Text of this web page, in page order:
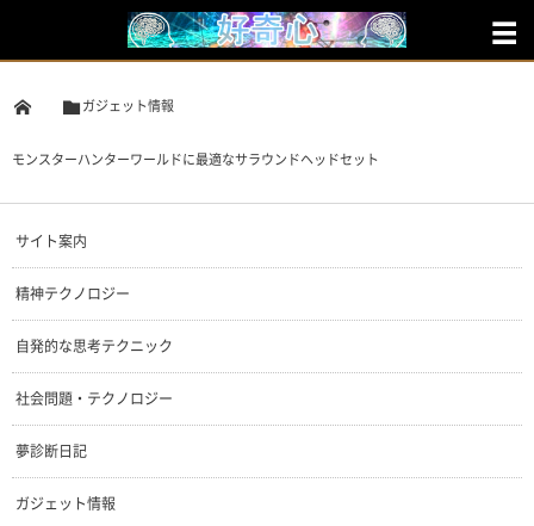
ガジェット情報
モンスターハンターワールドに最適なサラウンドヘッドセット
サイト案内
精神テクノロジー
自発的な思考テクニック
社会問題・テクノロジー
夢診断日記
ガジェット情報